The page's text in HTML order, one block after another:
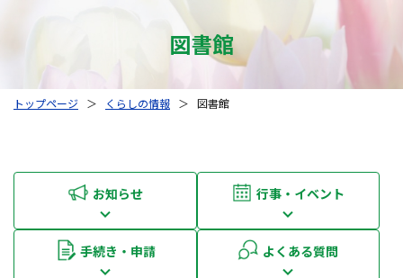
図書館
トップページ ＞ くらしの情報 ＞ 図書館
お知らせ 行事・イベント
手続き・申請 よくある質問